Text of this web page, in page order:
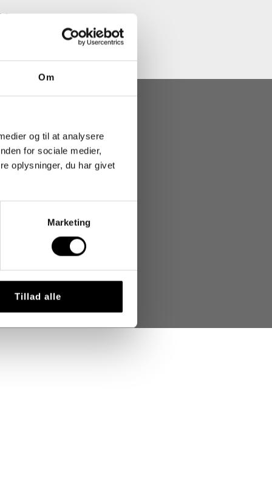
Om
og til at analysere
for sociale medier,
oplysninger, du har givet
Marketing
Tillad alle
>